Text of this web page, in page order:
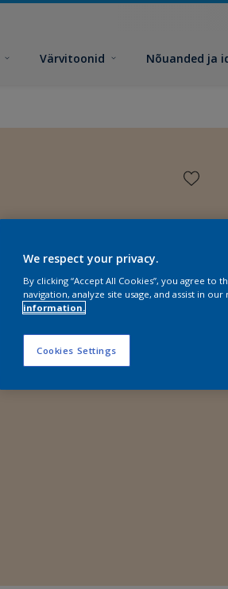
Värvitoonid Nõuanded ja
We respect your privacy.
By clicking “Accept All Cookies”, you agree
navigation, analyze site usage, and assist in
information.
Cookies Settings